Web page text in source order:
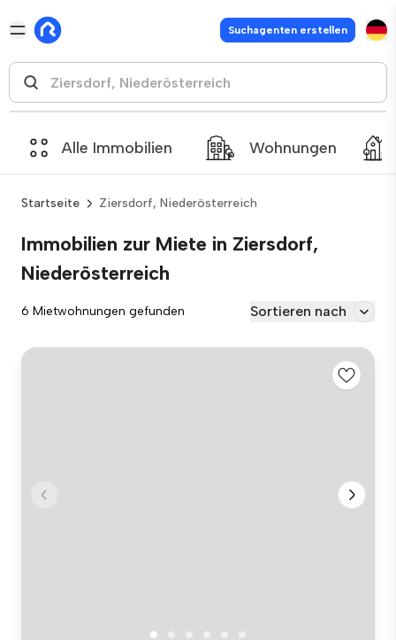
Suchagenten erstellen
Alle Immobilien Wohnungen
Startseite Ziersdorf, Niederösterreich
Immobilien zur Miete in Ziersdorf,
Niederösterreich
6 Mietwohnungen gefunden Sortieren nach